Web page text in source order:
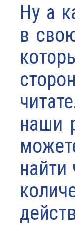
Ну а
в
наши